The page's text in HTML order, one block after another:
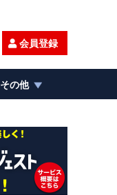
会員登録
その他